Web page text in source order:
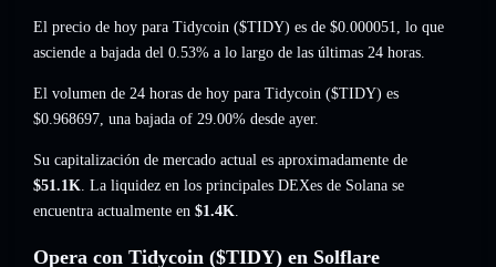
El precio de hoy para Tidycoin ($TIDY) es de $0.000051, lo que
asciende a bajada del 0.53% a lo largo de las últimas 24 horas.
El volumen de 24 horas de hoy para Tidycoin ($TIDY) es
$0.968697, una bajada of 29.00% desde ayer.
Su capitalización de mercado actual es aproximadamente de
$51.1K. La liquidez en los principales DEXes de Solana se
encuentra actualmente en $1.4K.
Opera con Tidycoin ($TIDY) en Solflare